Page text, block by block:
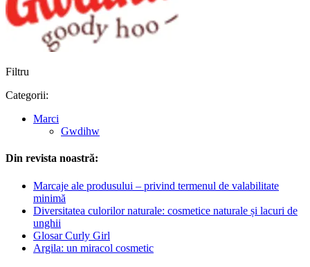
Filtru
Categorii:
Marci
Gwdihw
Din revista noastră:
Marcaje ale produsului – privind termenul de valabilitate
minimă
Diversitatea culorilor naturale: cosmetice naturale și lacuri de
unghii
Glosar Curly Girl
Argila: un miracol cosmetic